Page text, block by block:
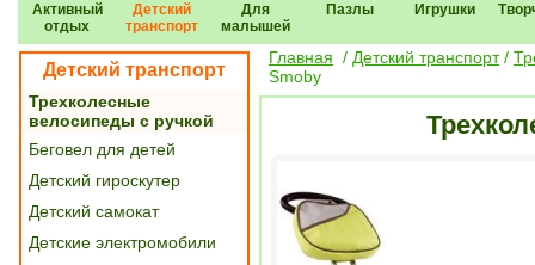
Активный
отдых
Детский
транспорт
Для
малышей
Пазлы Игрушки
Детский транспорт
Трехколесные
велосипеды с ручкой
Беговел для детей
Детский гироскутер
Детский самокат
Детские электромобили
Главная / Детский транспорт /
Smoby